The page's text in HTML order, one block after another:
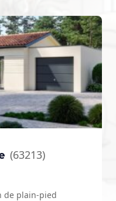
(63213)
de plain-pied